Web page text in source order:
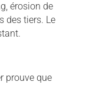
érosion de
des tiers. Le
prouve que